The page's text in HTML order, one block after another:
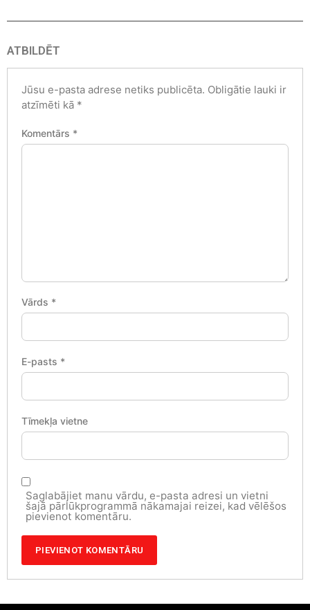
ATBILDĒT
Jūsu e-pasta adrese netiks publicēta. Obligātie lauki ir
atzīmēti kā *
Komentārs *
Vārds *
E-pasts *
Tīmekļa vietne
Saglabājiet manu vārdu, e-pasta adresi un vietni
šajā pārlūkprogrammā nākamajai reizei, kad vēlēšos
pievienot komentāru.